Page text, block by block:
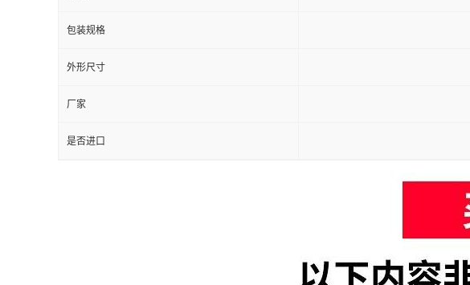
包装规格
外形尺寸
厂家
是否进口